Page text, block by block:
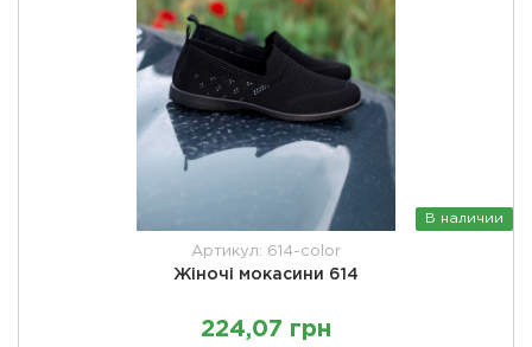
В наличии
Артикул: 614-color
Жіночі мокасини 614
224,07 грн